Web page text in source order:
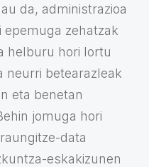
da, administrazioa
zehatzak
helburu hori lortu
neurri betearazleak
eta benetan
jomuga hori
data
eskakizunen